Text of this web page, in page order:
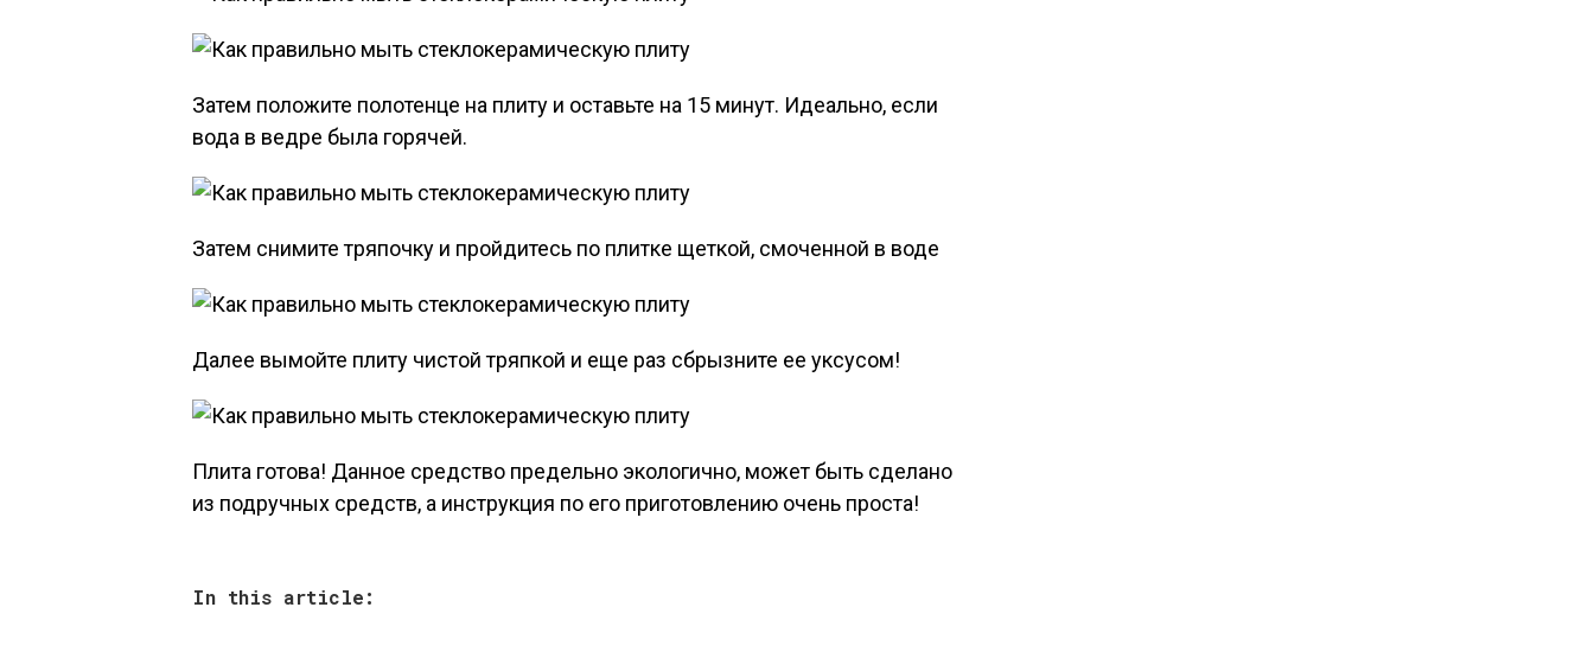
Затем положите полотенце на плиту и оставьте на 15 минут. Идеально, если
вода в ведре была горячей.
Затем снимите тряпочку и пройдитесь по плитке щеткой, смоченной в воде
Далее вымойте плиту чистой тряпкой и еще раз сбрызните ее уксусом!
Плита готова! Данное средство предельно экологично, может быть сделано
из подручных средств, а инструкция по его приготовлению очень проста!
In this article: